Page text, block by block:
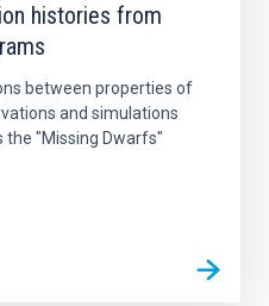
histories from
between properties of
and simulations
the "Missing Dwarfs"